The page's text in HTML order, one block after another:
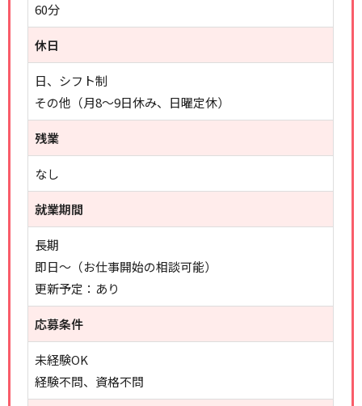
60分
休日
日、シフト制
その他（月8～9日休み、日曜定休）
残業
なし
就業期間
長期
即日～（お仕事開始の相談可能）
更新予定：あり
応募条件
未経験OK
経験不問、資格不問